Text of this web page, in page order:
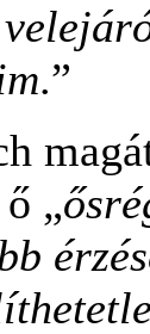
.”
magát
„